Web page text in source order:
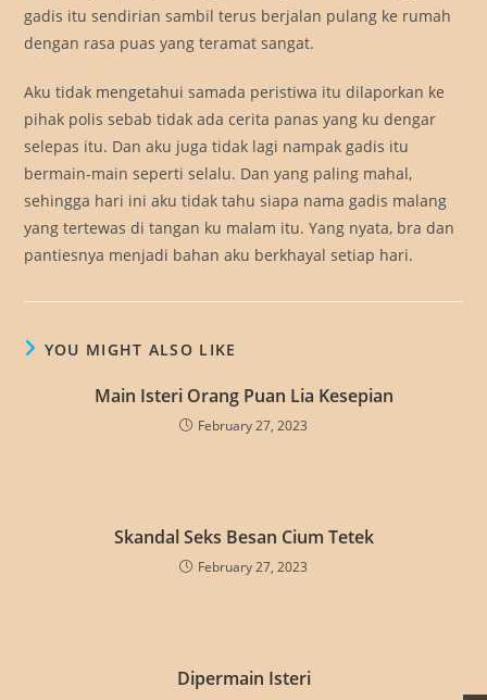
gadis itu sendirian sambil terus berjalan pulang ke rumah
dengan rasa puas yang teramat sangat.
Aku tidak mengetahui samada peristiwa itu dilaporkan ke
pihak polis sebab tidak ada cerita panas yang ku dengar
selepas itu. Dan aku juga tidak lagi nampak gadis itu
bermain-main seperti selalu. Dan yang paling mahal,
sehingga hari ini aku tidak tahu siapa nama gadis malang
yang tertewas di tangan ku malam itu. Yang nyata, bra dan
pantiesnya menjadi bahan aku berkhayal setiap hari.
YOU MIGHT ALSO LIKE
Main Isteri Orang Puan Lia Kesepian
February 27, 2023
Skandal Seks Besan Cium Tetek
February 27, 2023
Dipermain Isteri